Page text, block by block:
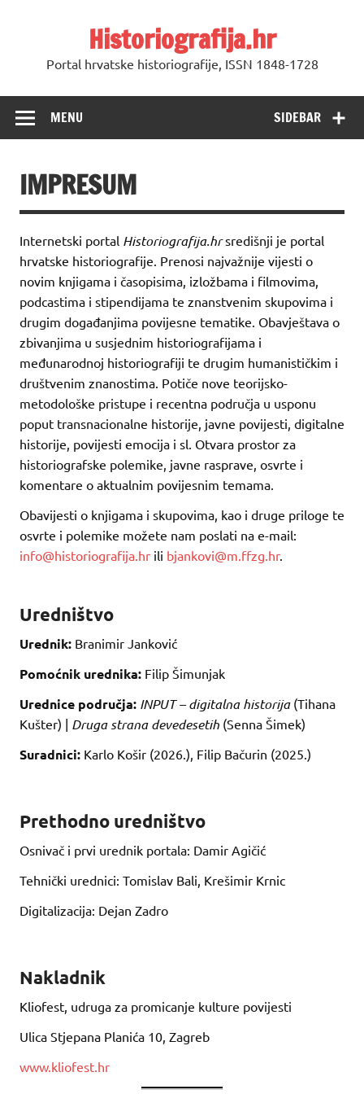
Historiografija.hr
Portal hrvatske historiografije, ISSN 1848-1728
SIDEBAR
MENU
IMPRESUM
Internetski portal Historiografija.hrsredišnji je portal
hrvatske historiografije. Prenosi najvažnije vijesti o
novim knjigama i časopisima, izložbama i filmovima,
podcastima i stipendijama te znanstvenim skupovima i
drugim događanjima povijesne tematike. Obavještava o
zbivanjima u susjednim historiografijama i
međunarodnoj historiografiji te drugim humanističkim i
društvenim znanostima. Potiče nove teorijsko-
metodološke pristupe i recentna područja u usponu
poput transnacionalne historije, javne povijesti, digitalne
historije, povijesti emocija i sl. Otvara prostor za
historiografske polemike, javne rasprave, osvrte i
komentare o aktualnim povijesnim temama.
Obavijesti o knjigama i skupovima, kao i druge priloge te
osvrte i polemike možete nam poslati na e-mail:
info@historiografija.hr ili bjankovi@m.ffzg.hr.
Uredništvo
Urednik: Branimir Janković
Pomoćnik urednika: Filip Šimunjak
Urednice područja: INPUT – digitalna historija(Tihana
Kušter) | Druga strana devedesetih (Senna Šimek)
Suradnici: Karlo Košir (2026.), Filip Bačurin (2025.)
Prethodno uredništvo
Osnivač i prvi urednik portala: Damir Agičić
Tehnički urednici: Tomislav Bali, Krešimir Krnic
Digitalizacija: Dejan Zadro
Nakladnik
Kliofest, udruga za promicanje kulture povijesti
Ulica Stjepana Planića 10, Zagreb
www.kliofest.hr